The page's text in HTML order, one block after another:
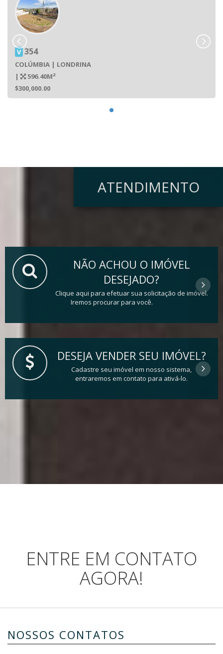
V 354
COLÚMBIA | LONDRINA
|
596.40M²
$300,000.00
ATENDIMENTO
NÃO ACHOU O IMÓVEL
DESEJADO?
Clique aqui para efetuar sua solicitação de imóvel.
Iremos procurar para você.
DESEJA VENDER SEU IMÓVEL?
Cadastre seu imóvel em nosso sistema,
entraremos em contato para ativá-lo.
ENTRE EM CONTATO
AGORA!
NOSSOS CONTATOS